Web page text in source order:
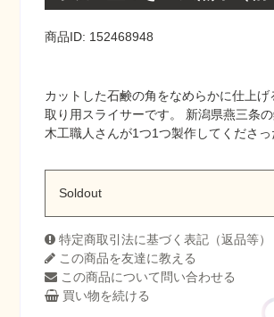
商品ID: 152468948
カットした石鹸の角をなめらかに仕上げ
取り用スライサーです。 新潟県燕三条
木工職人さんが1つ1つ製作してくださっ
Soldout
特定商取引法に基づく表記（返品等）
この商品を友達に教える
この商品について問い合わせる
買い物を続ける